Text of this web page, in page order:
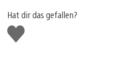
Hat dir das gefallen?
Gefällt
mir